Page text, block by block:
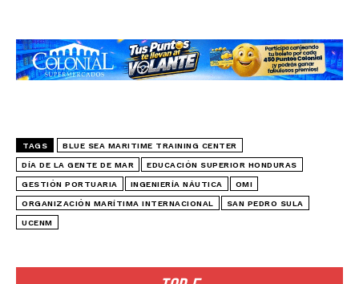
TAGS BLUE SEA MARITIME TRAINING CENTER
DÍA DE LA GENTE DE MAR EDUCACIÓN SUPERIOR HONDURAS
GESTIÓN PORTUARIA INGENIERÍA NÁUTICA OMI
ORGANIZACIÓN MARÍTIMA INTERNACIONAL SAN PEDRO SULA
UCENM